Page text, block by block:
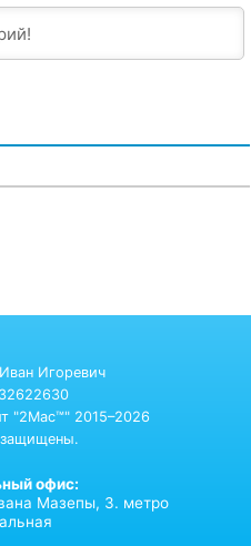
Игоревич
"2Mac™" 2015–2026
защищены.
офис:
Мазепы, 3. метро